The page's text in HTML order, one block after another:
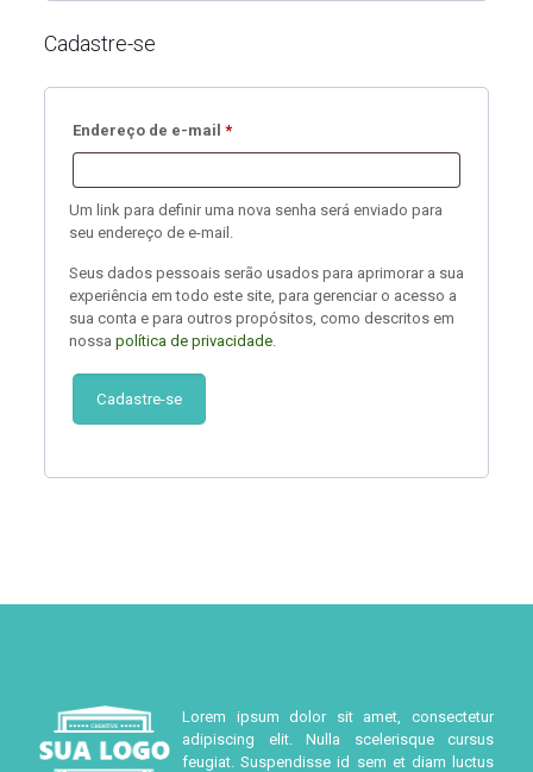
Cadastre-se
Endereço de e-mail *Obrigatório
Um link para definir uma nova senha será enviado para
seu endereço de e-mail.
Seus dados pessoais serão usados para aprimorar a sua
experiência em todo este site, para gerenciar o acesso a
sua conta e para outros propósitos, como descritos em
nossa política de privacidade.
Cadastre-se
Lorem ipsum dolor sit amet, consectetur
adipiscing elit. Nulla scelerisque cursus
feugiat. Suspendisse id sem et diam luctus